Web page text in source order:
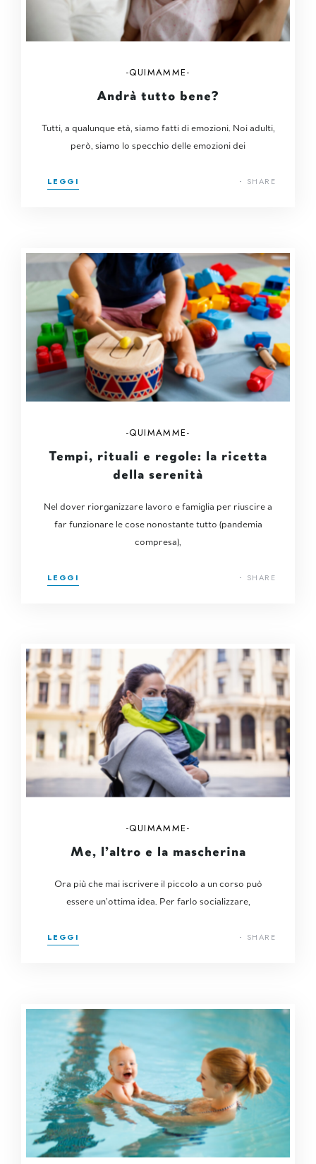
QUIMAMME
Andrà tutto bene?
Tutti, a qualunque età, siamo fatti di emozioni. Noi adulti,
però, siamo lo specchio delle emozioni dei
LEGGI SHARE
QUIMAMME
Tempi, rituali e regole: la ricetta
della serenità
Nel dover riorganizzare lavoro e famiglia per riuscire a
far funzionare le cose nonostante tutto (pandemia
compresa),
LEGGI SHARE
QUIMAMME
Me, l’altro e la mascherina
Ora più che mai iscrivere il piccolo a un corso può
essere un’ottima idea. Per farlo socializzare,
LEGGI SHARE